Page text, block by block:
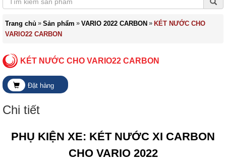
Trang chủ » Sản phẩm » VARIO 2022 CARBON » KÉT NƯỚC CHO
VARIO22 CARBON
KÉT NƯỚC CHO VARIO22 CARBON
Đặt hàng
Chi tiết
PHỤ KIỆN XE: KÉT NƯỚC XI CARBON
CHO VARIO 2022